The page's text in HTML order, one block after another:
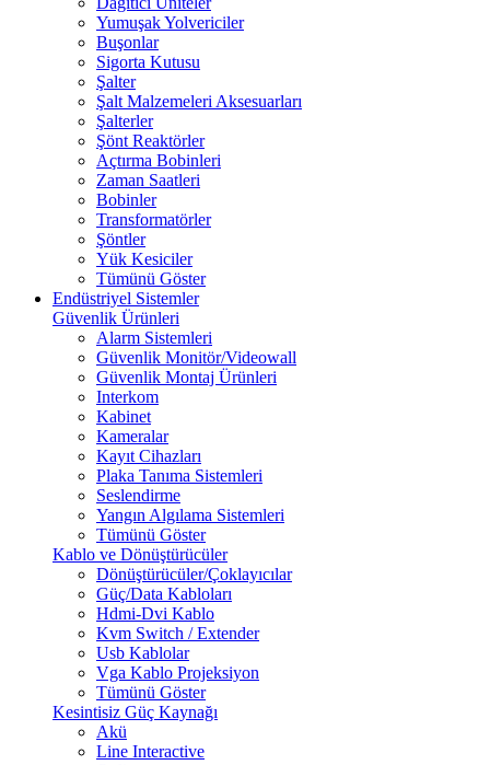
Yumuşak Yolvericiler
Buşonlar
Sigorta Kutusu
Şalter
Şalt Malzemeleri Aksesuarları
Şalterler
Şönt Reaktörler
Açtırma Bobinleri
Zaman Saatleri
Bobinler
Transformatörler
Şöntler
Yük Kesiciler
Tümünü Göster
Endüstriyel Sistemler
Güvenlik Ürünleri
Alarm Sistemleri
Güvenlik Monitör/Videowall
Güvenlik Montaj Ürünleri
Interkom
Kabinet
Kameralar
Kayıt Cihazları
Plaka Tanıma Sistemleri
Seslendirme
Yangın Algılama Sistemleri
Tümünü Göster
Kablo ve Dönüştürücüler
Dönüştürücüler/Çoklayıcılar
Güç/Data Kabloları
Hdmi-Dvi Kablo
Kvm Switch / Extender
Usb Kablolar
Vga Kablo Projeksiyon
Tümünü Göster
Kesintisiz Güç Kaynağı
Akü
Line Interactive